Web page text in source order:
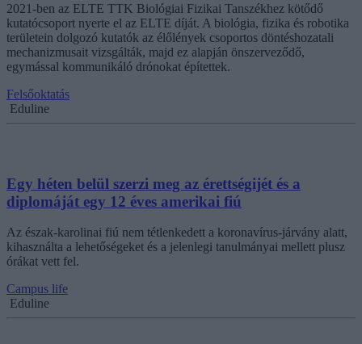
2021-ben az ELTE TTK Biológiai Fizikai Tanszékhez kötődő
kutatócsoport nyerte el az ELTE díját. A biológia, fizika és robotika
területein dolgozó kutatók az élőlények csoportos döntéshozatali
mechanizmusait vizsgálták, majd ez alapján önszerveződő,
egymással kommunikáló drónokat építettek.
Felsőoktatás
Eduline
Egy héten belül szerzi meg az érettségijét és a
diplomáját egy 12 éves amerikai fiú
Az észak-karolinai fiú nem tétlenkedett a koronavírus-járvány alatt,
kihasználta a lehetőségeket és a jelenlegi tanulmányai mellett plusz
órákat vett fel.
Campus life
Eduline